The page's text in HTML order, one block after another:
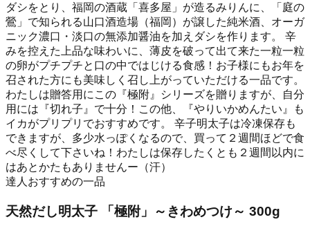
ダシをとり、福岡の酒蔵「喜多屋」が造るみりんに、「庭の
鶯」で知られる山口酒造場（福岡）が譲した純米酒、オーガ
ニック濃口・淡口の無添加醤油を加えダシを作ります。 辛
みを控えた上品な味わいに、薄皮を破って出て来た一粒一粒
の卵がプチプチと口の中ではじける食感！お子様にもお年を
召された方にも美味しく召し上がっていただける一品です。
わたしは贈答用にこの『極附』シリーズを贈りますが、自分
用には『切れ子』で十分！この他、『やりいかめんたい』も
イカがプリプリでおすすめです。 辛子明太子は冷凍保存も
できますが、多少水っぽくなるので、買って２週間ほどで食
べ尽くして下さいね！わたしは保存したくとも２週間以内に
はあとかたもありませんー（汗）
達人おすすめの一品
天然だし明太子 「極附」～きわめつけ～ 300g